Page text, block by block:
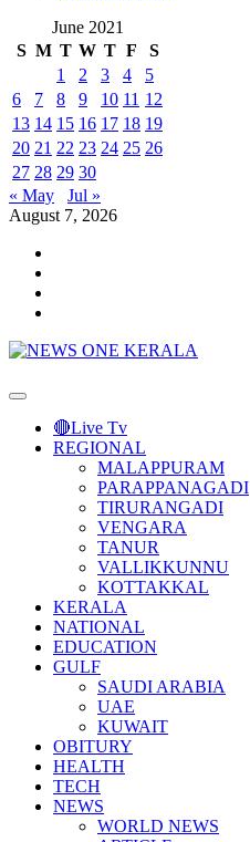
June 2021
S M T W T F
S
1
2 3 4
5
6
7 8 9 10 11 12
13 14 15 16 17 18 19
20 21 22 23 24 25 26
27 28 29 30
« May
Jul »
August 7, 2026
Primary
🔴Live Tv
REGIONAL
MALAPPURAM
PARAPPANAGADI
TIRURANGADI
VENGARA
TANUR
VALLIKKUNNU
KOTTAKKAL
KERALA
NATIONAL
EDUCATION
GULF
SAUDI ARABIA
UAE
KUWAIT
OBITURY
HEALTH
TECH
NEWS
WORLD NEWS